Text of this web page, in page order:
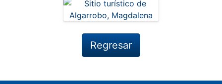
Regresar